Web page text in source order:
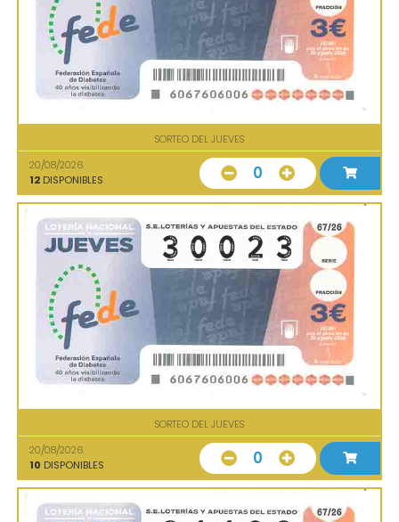
SORTEO DEL JUEVES
20/08/2026
12 DISPONIBLES 0
SORTEO DEL JUEVES
20/08/2026
10 DISPONIBLES 0